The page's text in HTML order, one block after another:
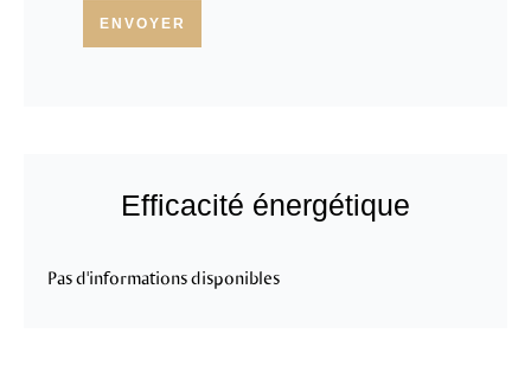
ENVOYER
Efficacité énergétique
Pas d'informations disponibles